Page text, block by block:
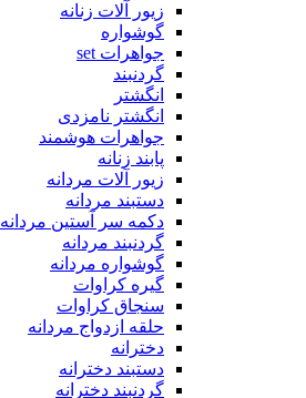
زیور آلات زنانه
گوشواره
جواهرات set
گردنبند
انگشتر
انگشتر نامزدی
جواهرات هوشمند
پابند زنانه
زیور آلات مردانه
دستبند مردانه
دکمه سر آستین مردانه
گردنبند مردانه
گوشواره مردانه
گیره کراوات
سنجاق کراوات
حلقه ازدواج مردانه
دخترانه
دستبند دخترانه
گردنبند دخترانه